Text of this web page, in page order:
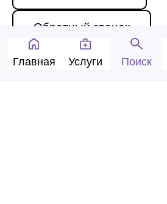
Обратный звонок
Главная Услуги Поиск